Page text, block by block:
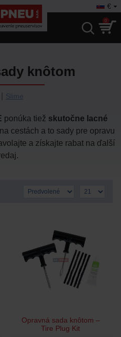
€
0
Slime
knôtom
ponúka tiež skutočne lacné
cestách a to sady pre opravu
a získajte rabat na ďalší
Opravná sada knôtom –
Tire Plug Kit